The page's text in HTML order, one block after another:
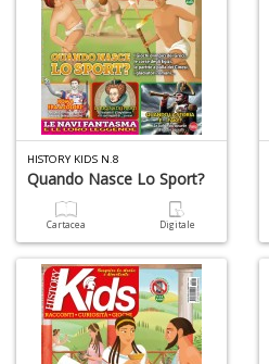
HISTORY KIDS N.8
Quando Nasce Lo Sport?
Cartacea Digitale